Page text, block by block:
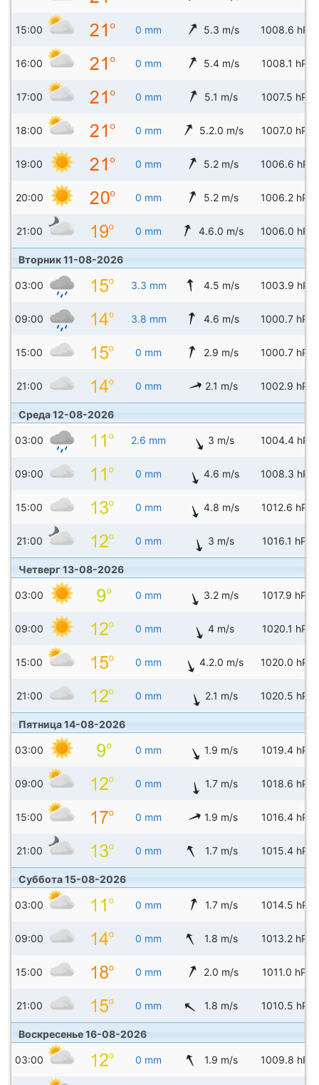
15:00 0 mm 5.3 m/s 1008.6 hPa
16:00 0 mm 5.4 m/s 1008.1 hPa
17:00 0 mm 5.1 m/s 1007.5 hPa
18:00 0 mm 5.2.0 m/s 1007.0 hPa
19:00 0 mm 5.2 m/s 1006.6 hPa
20:00 0 mm 5.2 m/s 1006.2 hPa
21:00 0 mm 4.6.0 m/s 1006.0 hPa
Вторник 11-08-2026
03:00 3.3 mm 4.5 m/s 1003.9 hPa
09:00 3.8 mm 4.6 m/s 1000.7 hPa
15:00 0 mm 2.9 m/s 1000.7 hPa
21:00 0 mm 2.1 m/s 1002.9 hPa
Среда 12-08-2026
03:00 2.6 mm 3 m/s 1004.4 hPa
09:00 0 mm 4.6 m/s 1008.3 hPa
15:00 0 mm 4.8 m/s 1012.6 hPa
21:00 0 mm 3 m/s 1016.1 hPa
Четверг 13-08-2026
03:00 0 mm 3.2 m/s 1017.9 hPa
09:00 0 mm 4 m/s 1020.1 hPa
15:00 0 mm 4.2.0 m/s 1020.0 hPa
21:00 0 mm 2.1 m/s 1020.5 hPa
Пятница 14-08-2026
03:00 0 mm 1.9 m/s 1019.4 hPa
09:00 0 mm 1.7 m/s 1018.6 hPa
15:00 0 mm 1.9 m/s 1016.4 hPa
21:00 0 mm 1.7 m/s 1015.4 hPa
Суббота 15-08-2026
03:00 0 mm 1.7 m/s 1014.5 hPa
09:00 0 mm 1.8 m/s 1013.2 hPa
15:00 0 mm 2.0 m/s 1011.0 hPa
21:00 0 mm 1.8 m/s 1010.5 hPa
Воскресенье 16-08-2026
03:00 0 mm 1.9 m/s 1009.8 hPa